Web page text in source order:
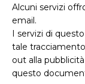
Alcuni servizi
email.
I servizi di
tale
out alla
questo